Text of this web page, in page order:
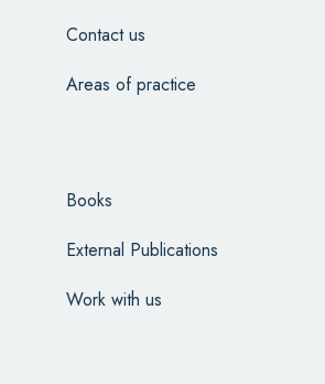
Contact us
Areas of practice
Books
External Publications
Work with us